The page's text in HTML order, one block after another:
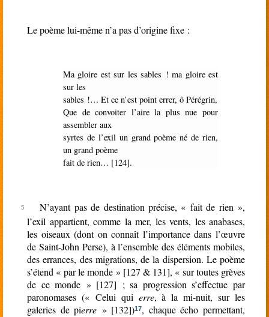
Le poème lui-même n’a pas d’origine fixe :
Ma gloire est sur les sables ! ma gloire est
sur les
sables !… Et ce n’est point errer, ô Pérégrin,
Que de convoiter l’aire la plus nue pour
assembler aux
syrtes de l’exil un grand poème né de rien,
un grand poème
fait de rien… [124].
N’ayant pas de destination précise, « fait de rien »,
l’exil appartient, comme la mer, les vents, les anabases,
les oiseaux (dont on connaît l’importance dans l’œuvre
de Saint-John Perse), à l’ensemble des éléments mobiles,
des errances, des migrations, de la dispersion. Le poème
s’étend « par le monde » [127 & 131], « sur toutes grèves
de ce monde » [127] ; sa progression s’effectue par
paronomases (« Celui qui erre, à la mi-nuit, sur les
galeries de pierre » [132])17, chaque écho permettant,